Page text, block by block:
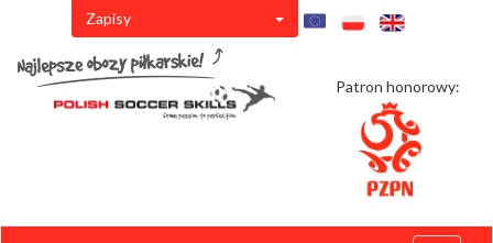
Zapisy
Patron honorowy: